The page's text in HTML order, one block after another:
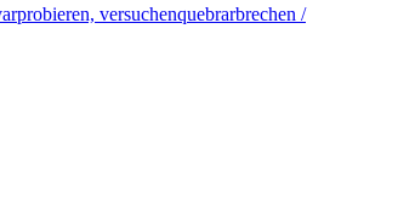
probieren, versuchenquebrarbrechen /